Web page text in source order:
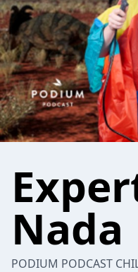
Nada
PODIUM PODCAST